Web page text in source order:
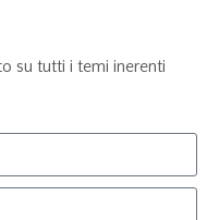
su tutti i temi inerenti